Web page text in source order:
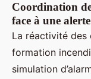
Coordination
face à une alerte
La réactivité des
formation
simulation